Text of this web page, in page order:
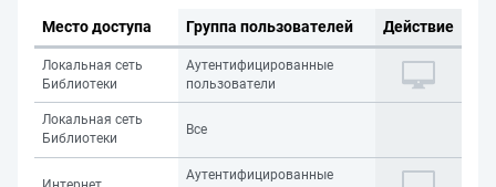
Место доступа Группа пользователей Действие
Локальная сеть
Библиотеки
Аутентифицированные
пользователи
Локальная сеть
Библиотеки
Все
Аутентифицированные